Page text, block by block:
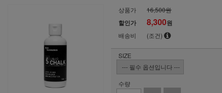
상품가 16,500원
할인가 8,300원
배송비 (조건)
SIZE
수량